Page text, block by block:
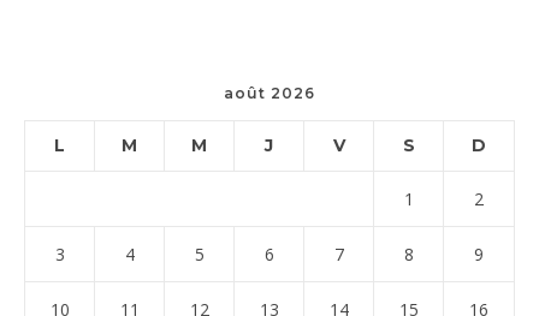
août 2026
L M M J V S D
1 2
3 4 5 6 7 8 9
10 11 12 13 14 15 16